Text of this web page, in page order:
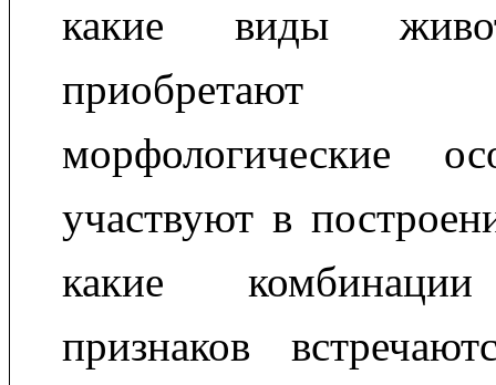
какие виды
приобретают
морфологические
участвуют в
какие
признаков